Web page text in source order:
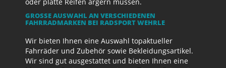
GROSSE AUSWAHL AN VERSCHIEDENEN F
AHRRADMARKEN BEI RADSPORT WEHRLE
Wir bieten Ihnen eine Auswahl topaktueller
Fahrräder und Zubehör sowie Bekleidungsartikel.
Wir sind gut ausgestattet und bieten Ihnen eine